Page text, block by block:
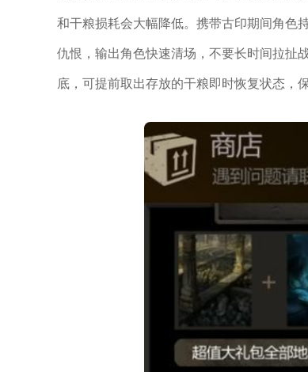
和干粮损耗会大幅降低。携带古印期间角色
仇恨，输出角色快速清场，不要长时间拉扯
底，可提前取出存放的干粮即时恢复状态，